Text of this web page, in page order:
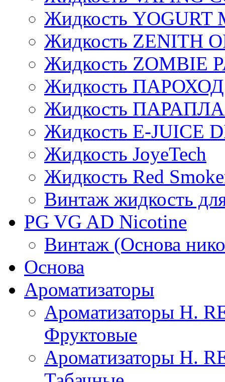
Жидкость YOGURT
Жидкость ZENITH
Жидкость ZOMBIE
Жидкость ПАРОХОД
Жидкость
Жидкость E-JUIСE
Жидкость JoyeTech
Жидкость Red
Винтаж жидкость
PG VG AD Nicotine
Винтаж (Основа
Основа
Ароматизаторы
Ароматизаторы H.
Фруктовые
Ароматизаторы H.